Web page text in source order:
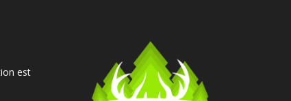
est